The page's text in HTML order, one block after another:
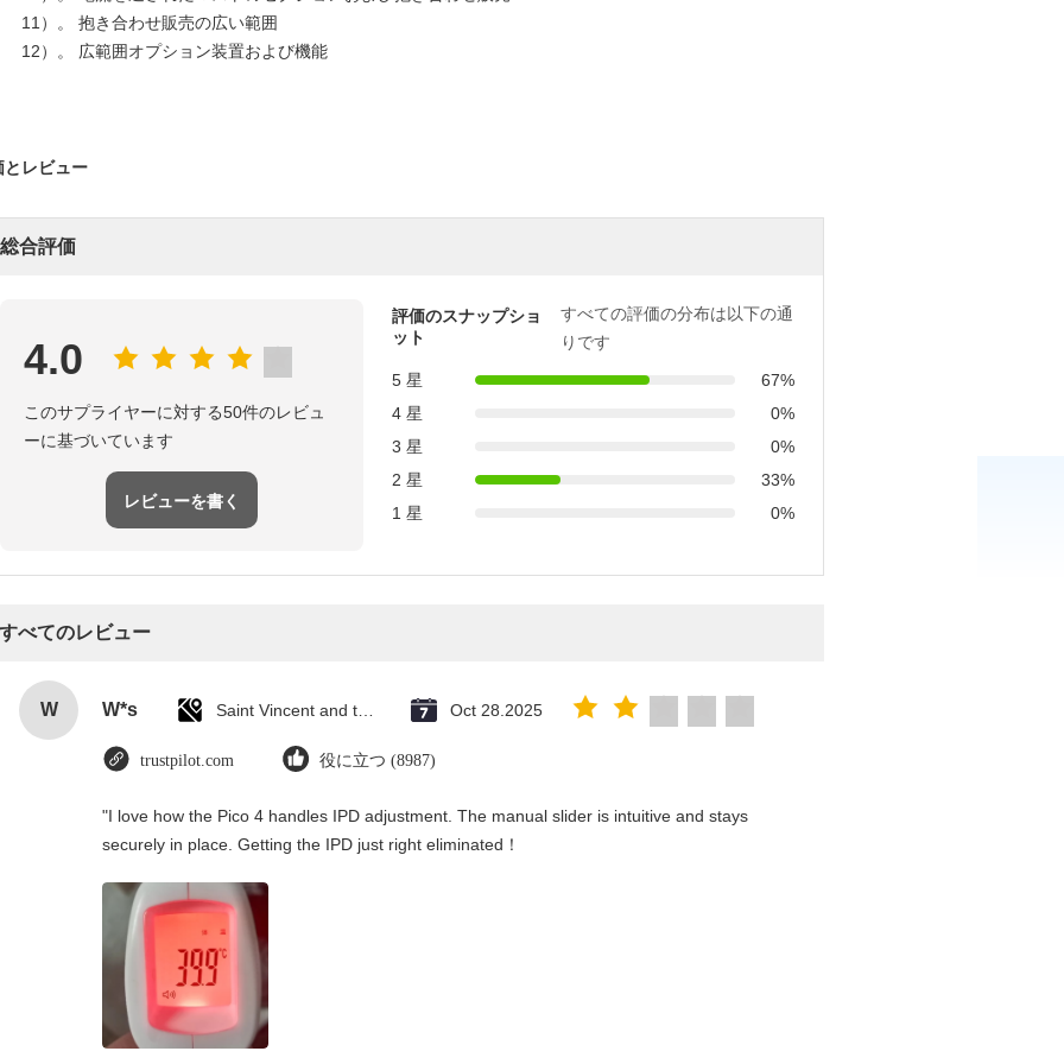
11）。 抱き合わせ販売の広い範囲
12）。 広範囲オプション装置および機能
とレビュー
総合評価
4.0
このサプライヤーに対する50件のレビュ
ーに基づいています
レビューを書く
評価のスナップショ
ット
すべての評価の分布は以下の通
りです
5 星
67%
4 星
0%
3 星
0%
2 星
33%
1 星
0%
すべてのレビュー
W W*s Oct 28.2025
trustpilot.com 役に立つ (8987)
"I love how the Pico 4 handles IPD adjustment. The manual slider is intuitive and stays
securely in place. Getting the IPD just right eliminated！